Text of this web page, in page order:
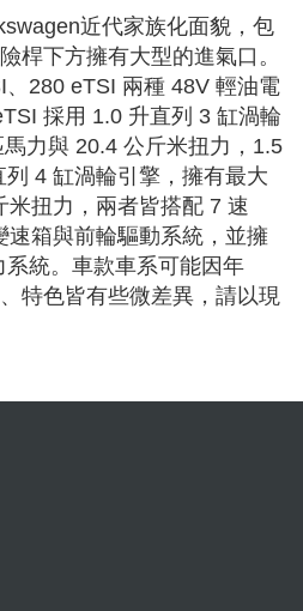
近代家族化面貌，包
桿下方擁有大型的進氣口。
280 eTSI 兩種 48V 輕油電
採用 1.0 升直列 3 缸渦輪
力與 20.4 公斤米扭力，1.5
4 缸渦輪引擎，擁有最大
扭力，兩者皆搭配 7 速
速箱與前輪驅動系統，並擁
統。車款車系可能因年
特色皆有些微差異，請以現